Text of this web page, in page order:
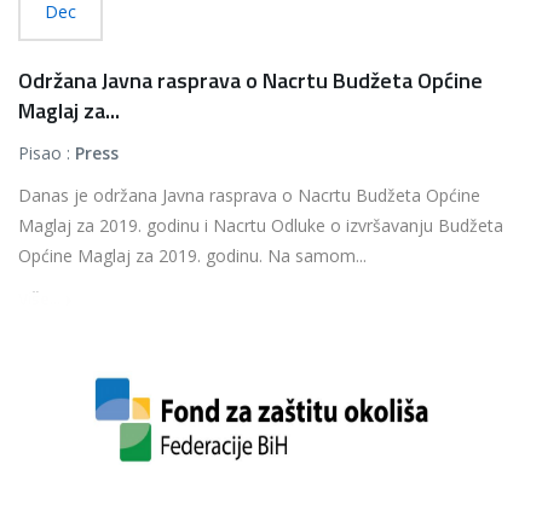
Dec
Održana Javna rasprava o Nacrtu Budžeta Općine
Maglaj za...
Pisao : Press
Danas je održana Javna rasprava o Nacrtu Budžeta Općine
Maglaj za 2019. godinu i Nacrtu Odluke o izvršavanju Budžeta
Općine Maglaj za 2019. godinu. Na samom...
Više...